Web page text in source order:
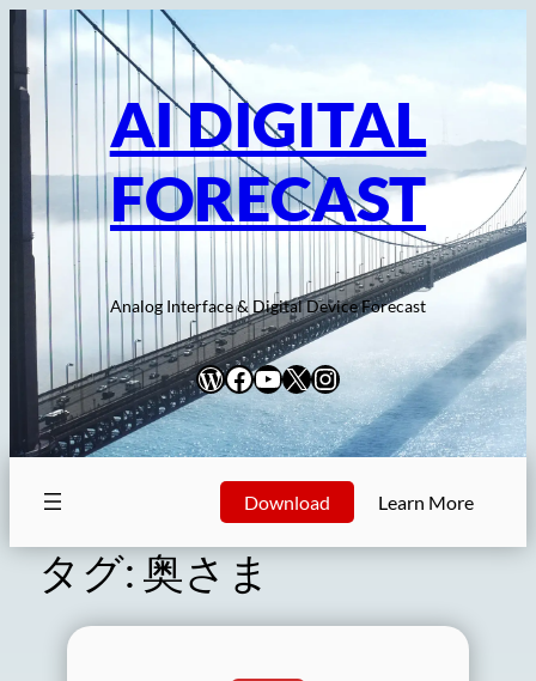
を
AI DIGITAL
FORECAST
Analog Interface & Digital Device Forecast
WordPress
Facebook
YouTube
X Instagram
Download Learn More
タグ: 奥さま